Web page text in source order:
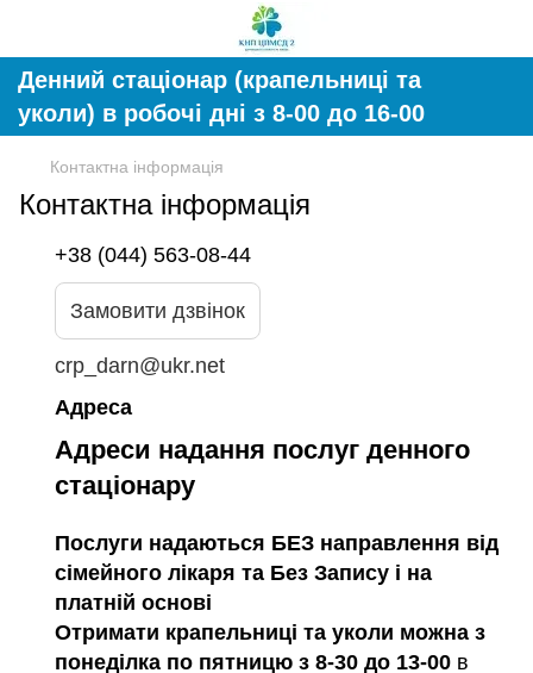
Денний стаціонар (крапельниці та
уколи) в робочі дні з 8-00 до 16-00
Контактна інформація
Контактна інформація
+38 (044) 563-08-44
Замовити дзвінок
crp_darn@ukr.net
Адреса
Адреси надання послуг денного
стаціонару
Послуги надаються БЕЗ направлення від
сімейного лікаря та Без Запису і на
платній основі
Отримати крапельниці та уколи можна з
понеділка по пятницю з 8-30 до 13-00 в